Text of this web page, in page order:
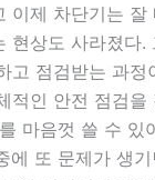
이제 차단기는
현상도 사라졌다
고 점검받는 과
적인 안전 점검
마음껏 쓸 수
에 또 문제가 생